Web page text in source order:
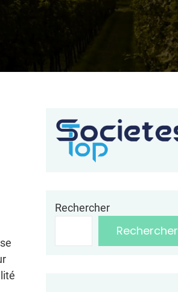
Rechercher
Rechercher